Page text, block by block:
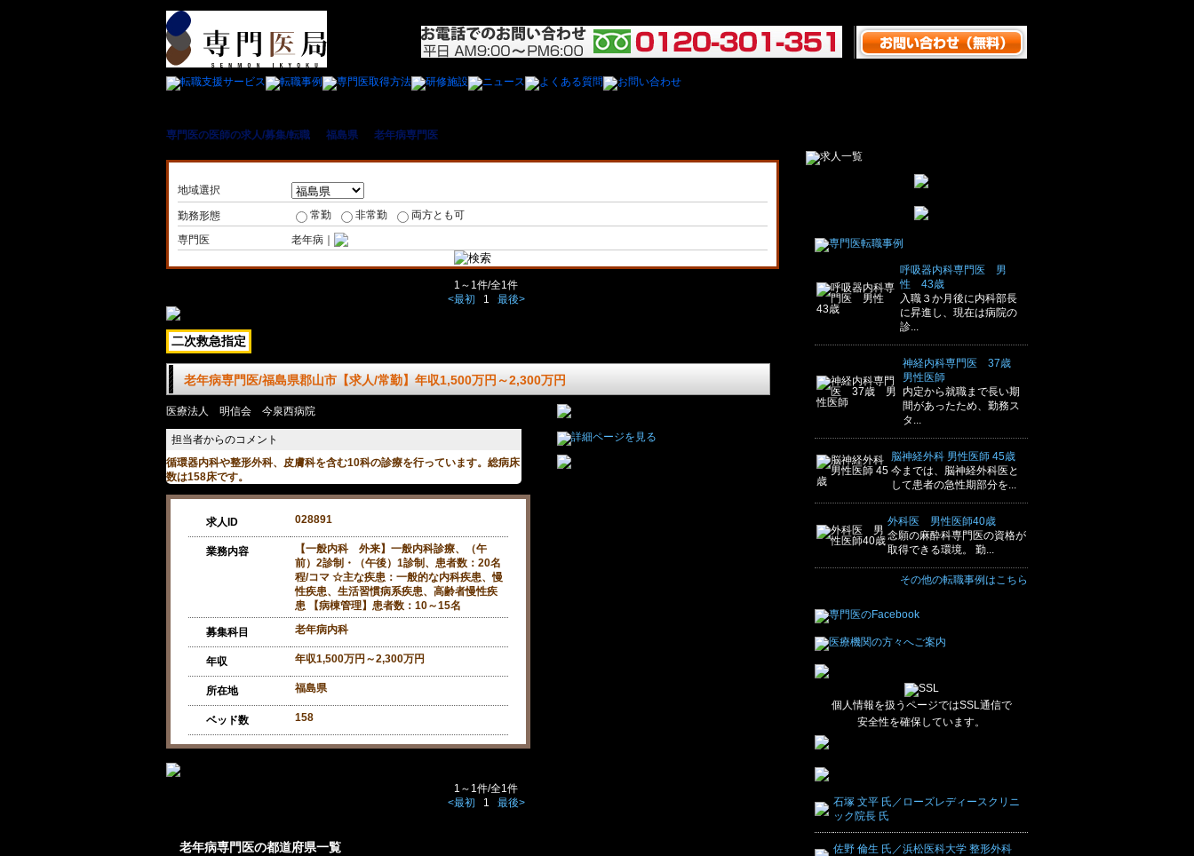
専門医の医師の求人/募集/転職 福島県 老年病専門医
地域選択
勤務形態 常勤 非常勤
両方とも可
専門医
老年病｜
1～1件/全1件
<最初
1 最後>
二次救急指定
老年病専門医/福島県郡山市【求人/常勤】年収1,500万円～2,300万円
医療法人 明信会 今泉西病院
循環器内科や整形外科、皮膚科を含む10科の診療を行っています。総病床
数は158床です。
求人ID 028891
業務内容
【一般内科 外来】一般内科診療、（午
前）2診制・（午後）1診制、患者数：20名
程/コマ ☆主な疾患：一般的な内科疾患、慢
性疾患、生活習慣病系疾患、高齢者慢性疾
患 【病棟管理】患者数：10～15名
募集科目 老年病内科
年収 年収1,500万円～2,300万円
所在地 福島県
ベッド数 158
1～1件/全1件
<最初
1 最後>
老年病専門医の都道府県一覧
呼吸器内科専門医 男
性 43歳
入職３か月後に内科部長
に昇進し、現在は病院の
診...
神経内科専門医 37歳
男性医師
内定から就職まで長い期
間があったため、勤務ス
タ...
脳神経外科 男性医師 45歳
今までは、脳神経外科医と
して患者の急性期部分を...
外科医 男性医師40歳
念願の麻酔科専門医の資格が
取得できる環境。 勤...
その他の転職事例はこちら
個人情報を扱うページではSSL通信で
安全性を確保しています。
石塚 文平 氏／ローズレディースクリニ
ック院長 氏
佐野 倫生 氏／浜松医科大学 整形外科